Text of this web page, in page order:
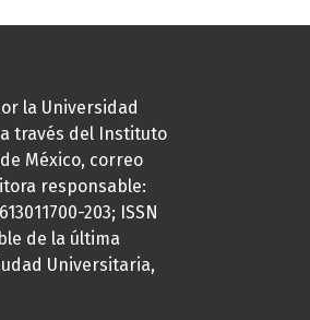
la Universidad
a través del Instituto
México, correo
responsable:
203; ISSN
de la última
Universitaria,